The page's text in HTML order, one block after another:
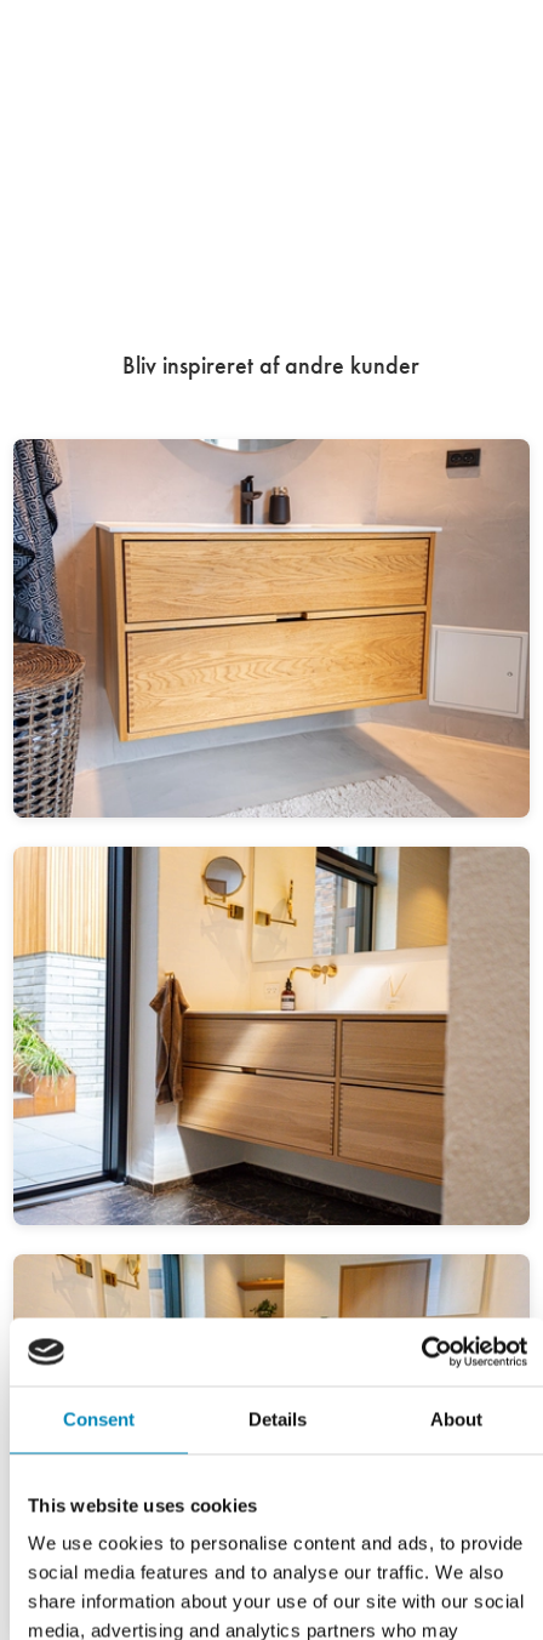
Consent Details About
This website uses cookies
We use cookies to personalise content and ads, to provide
social media features and to analyse our traffic. We also
share information about your use of our site with our social
media, advertising and analytics partners who may
Bliv inspireret af andre kunder